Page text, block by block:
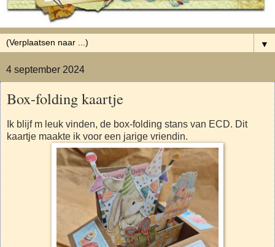
▼
4 september 2024
Box-folding kaartje
Ik blijf m leuk vinden, de box-folding stans van ECD. Dit
kaartje maakte ik voor een jarige vriendin.